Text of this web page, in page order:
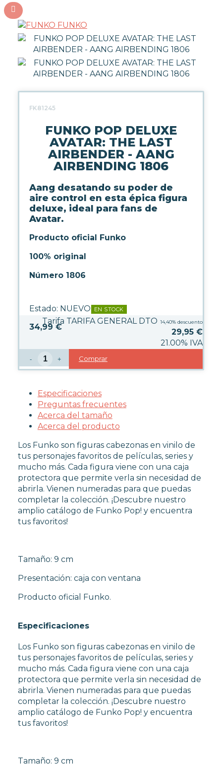
FUNKO
FK81245
FUNKO POP DELUXE
AVATAR: THE LAST
AIRBENDER - AANG
AIRBENDING 1806
Aang desatando su poder de
aire control en esta épica figura
deluxe, ideal para fans de
Avatar.
Producto oficial Funko
100% original
Número 1806
Estado: NUEVO EN STOCK
34,99 €
Tarifa TARIFA GENERAL DTO 14,40%descuento
29,95 €
21.00% IVA
- + Comprar
Especificaciones
Preguntas frecuentes
Acerca del tamaño
Acerca del producto
Los Funko son figuras cabezonas en vinilo de
tus personajes favoritos de películas, series y
mucho más. Cada figura viene con una caja
protectora que permite verla sin necesidad de
abrirla. Vienen numeradas para que puedas
completar la colección. ¡Descubre nuestro
amplio catálogo de Funko Pop! y encuentra
tus favoritos!
Tamaño: 9 cm
Presentación: caja con ventana
Producto oficial Funko.
Especificaciones
Los Funko son figuras cabezonas en vinilo de
tus personajes favoritos de películas, series y
mucho más. Cada figura viene con una caja
protectora que permite verla sin necesidad de
abrirla. Vienen numeradas para que puedas
completar la colección. ¡Descubre nuestro
amplio catálogo de Funko Pop! y encuentra
tus favoritos!
Tamaño: 9 cm